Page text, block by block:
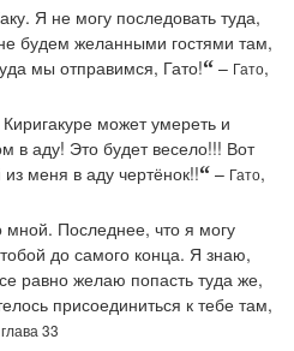
Я не могу последовать туда,
будем желанными гостями там,
мы отправимся, Гато!“ – Гато,
может умереть и
в аду! Это будет весело!!! Вот
меня в аду чертёнок!!“ – Гато,
Последнее, что я могу
до самого конца. Я знаю,
равно желаю попасть туда же,
присоединиться к тебе там,
глава 33